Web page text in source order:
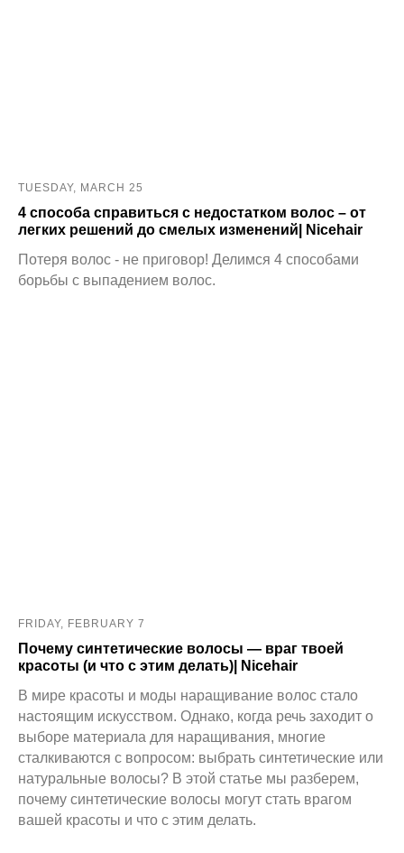
TUESDAY, MARCH 25
4 способа справиться с недостатком волос – от
легких решений до смелых изменений| Nicehair
Потеря волос - не приговор! Делимся 4 способами
борьбы с выпадением волос.
FRIDAY, FEBRUARY 7
Почему синтетические волосы — враг твоей
красоты (и что с этим делать)| Nicehair
В мире красоты и моды наращивание волос стало
настоящим искусством. Однако, когда речь заходит о
выборе материала для наращивания, многие
сталкиваются с вопросом: выбрать синтетические или
натуральные волосы? В этой статье мы разберем,
почему синтетические волосы могут стать врагом
вашей красоты и что с этим делать.